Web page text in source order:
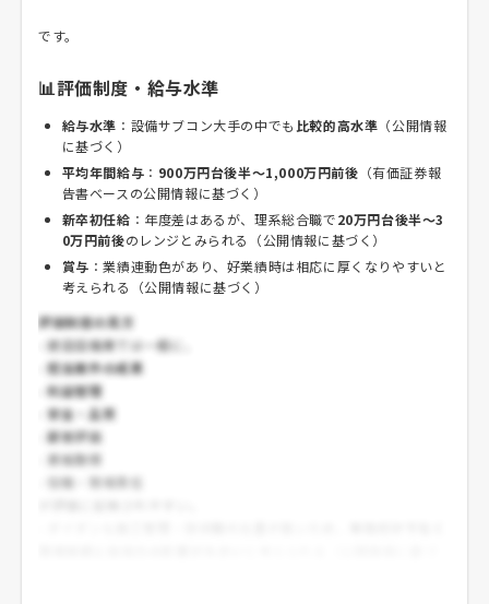
です。
📊評価制度・給与水準
給与水準 ：設備サブコン大手の中でも 比較的高水準 （公開情報
に基づく）
平均年間給与 ： 900万円台後半〜1,000万円前後 （有価証券報
告書ベースの公開情報に基づく）
新卒初任給 ：年度差はあるが、理系総合職で20万円台後半〜3
0万円前後のレンジとみられる（公開情報に基づく）
賞与 ：業績連動色があり、好業績時は相応に厚くなりやすいと
考えられる（公開情報に基づく）
評価制度の見方
- 建設設備業では一般に、
-担当案件の成果
-利益管理
-安全・品質
-顧客評価
資格取得
役職・現場責任